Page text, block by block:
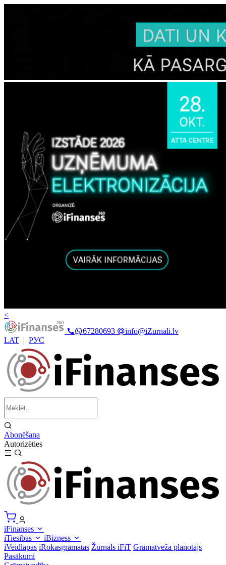
<
67280693
info@iZurnali.lv
LAT | РУС
Abonēšana
Autorizēties
iFinanses
iTiesības
iBizness
iVeidlapas iRokasgrāmatas Žurnāls iFiT Grāmatveža plānotājs
Pasākumi